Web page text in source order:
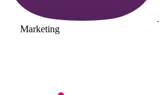
Marketing